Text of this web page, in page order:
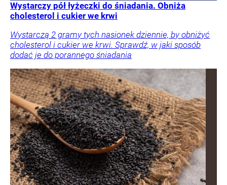
Wystarczy pół łyżeczki do śniadania. Obniża
cholesterol i cukier we krwi
Wystarczą 2 gramy tych nasionek dziennie, by obniżyć
cholesterol i cukier we krwi. Sprawdź, w jaki sposób
dodać je do porannego śniadania